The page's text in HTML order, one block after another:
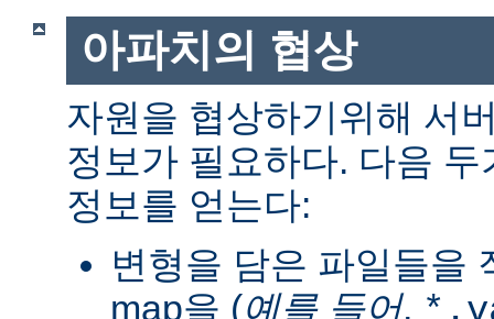
아파치의 협상
자원을 협상하기위해 서
정보가 필요하다. 다음
정보를 얻는다:
변형을 담은 파일들을
map을 (예를 들어,